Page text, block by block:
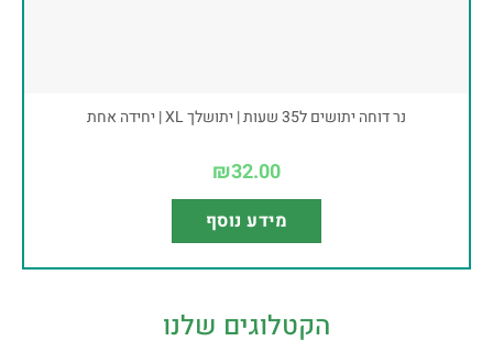
נר דוחה יתושים ל35 שעות | יתושלך XL | יחידה אחת
₪32.00
מידע נוסף
הקטלוגים שלנו